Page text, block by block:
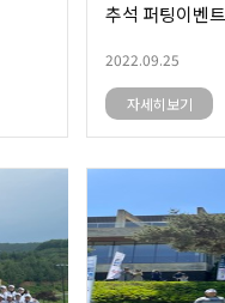
추석 퍼팅이벤
2022.09.25
자세히보기